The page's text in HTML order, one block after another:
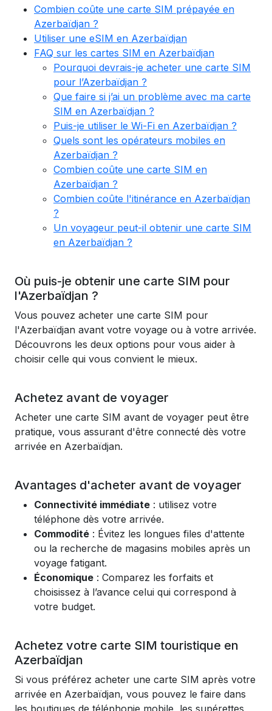
Combien coûte une carte SIM prépayée en
Azerbaïdjan ?
Utiliser une eSIM en Azerbaïdjan
FAQ sur les cartes SIM en Azerbaïdjan
Pourquoi devrais-je acheter une carte SIM
pour l’Azerbaïdjan ?
Que faire si j’ai un problème avec ma carte
SIM en Azerbaïdjan ?
Puis-je utiliser le Wi-Fi en Azerbaïdjan ?
Quels sont les opérateurs mobiles en
Azerbaïdjan ?
Combien coûte une carte SIM en
Azerbaïdjan ?
Combien coûte l'itinérance en Azerbaïdjan
?
Un voyageur peut-il obtenir une carte SIM
en Azerbaïdjan ?
Où puis-je obtenir une carte SIM pour
l'Azerbaïdjan ?
Vous pouvez acheter une carte SIM pour
l'Azerbaïdjan avant votre voyage ou à votre arrivée.
Découvrons les deux options pour vous aider à
choisir celle qui vous convient le mieux.
Achetez avant de voyager
Acheter une carte SIM avant de voyager peut être
pratique, vous assurant d'être connecté dès votre
arrivée en Azerbaïdjan.
Avantages d'acheter avant de voyager
Connectivité immédiate : utilisez votre
téléphone dès votre arrivée.
Commodité : Évitez les longues files d'attente
ou la recherche de magasins mobiles après un
voyage fatigant.
Économique : Comparez les forfaits et
choisissez à l’avance celui qui correspond à
votre budget.
Achetez votre carte SIM touristique en
Azerbaïdjan
Si vous préférez acheter une carte SIM après votre
arrivée en Azerbaïdjan, vous pouvez le faire dans
les boutiques de téléphonie mobile, les supérettes